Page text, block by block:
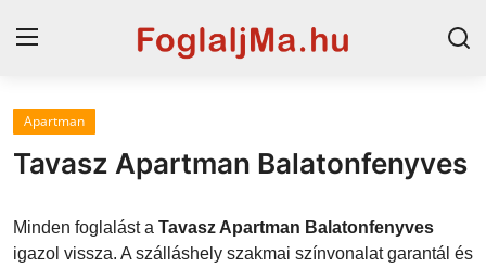
Magyarország
Horvát tengerpart
Horvátország
Apartman
Tavasz Apartman Balatonfenyves
Minden foglalást a Tavasz Apartman Balatonfenyves
igazol vissza. A szálláshely szakmai színvonalat garantál és